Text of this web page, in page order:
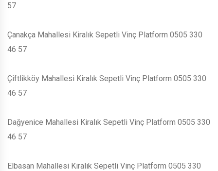
57
Çanakça Mahallesi Kiralık Sepetli Vinç Platform 0505 330
46 57
Çiftlikköy Mahallesi Kiralık Sepetli Vinç Platform 0505 330
46 57
Dağyenice Mahallesi Kiralık Sepetli Vinç Platform 0505 330
46 57
Elbasan Mahallesi Kiralık Sepetli Vinç Platform 0505 330